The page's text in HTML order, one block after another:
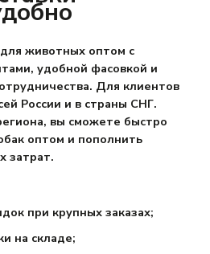
животных оптом с
удобной фасовкой и
Для клиентов
России и в страны СНГ.
вы сможете быстро
оптом и пополнить
затрат.
при крупных заказах;
на складе;